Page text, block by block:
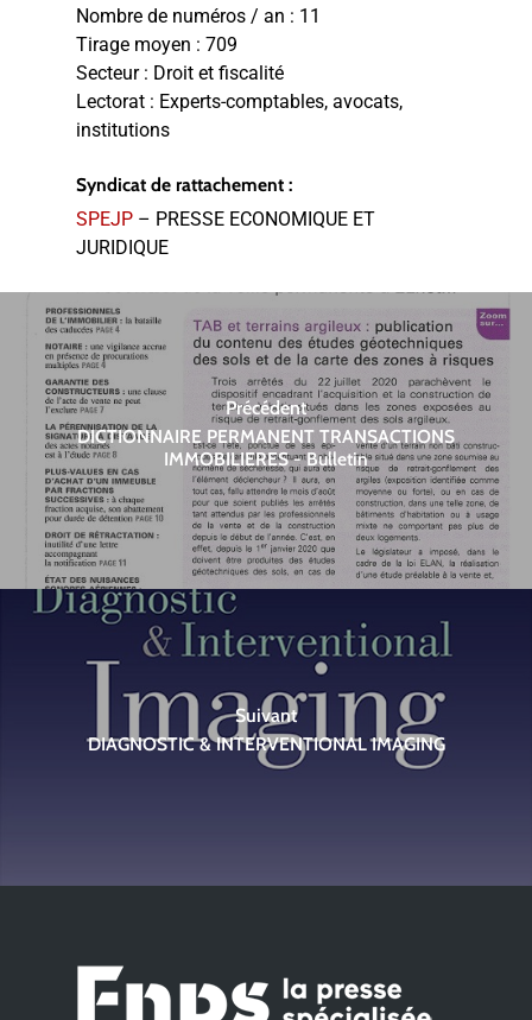
Nombre de numéros / an : 11
Tirage moyen : 709
Secteur : Droit et fiscalité
Lectorat : Experts-comptables, avocats,
institutions
Syndicat de rattachement :
SPEJP – PRESSE ECONOMIQUE ET
JURIDIQUE
Précédent
DICTIONNAIRE PERMANENT TRANSACTIONS
IMMOBILIERES - Bulletin
Suivant
DIAGNOSTIC & INTERVENTIONAL IMAGING